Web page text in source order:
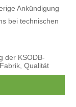
Ankündigung
bei technischen
der KSODB-
Qualität